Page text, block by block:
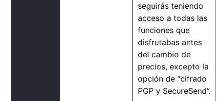
seguirás teniendo
acceso a todas las
funciones que
disfrutabas antes
del cambio de
precios, excepto la
opción de “cifrado
PGP y SecureSend”.